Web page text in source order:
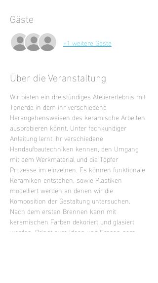
Gäste
+1 weitere Gäste
Über die Veranstaltung
Wir bieten ein dreistündiges Ateliererlebnis mit
Tonerde in dem ihr verschiedene
Herangehensweisen des keramische Arbeiten
ausprobieren könnt. Unter fachkundiger
Anleitung lernt ihr verschiedene
Handaufbautechniken kennen, den Umgang
mit dem Werkmaterial und die Töpfer
Prozesse im einzelnen. Es können funktionale
Keramiken entstehen, sowie Plastiken
modelliert werden an denen wir die
Komposition der Gestaltung untersuchen.
Nach dem ersten Brennen kann mit
keramischen Farben dekoriert und glasiert
werden. Bringt eure Ideen und Fragen gern